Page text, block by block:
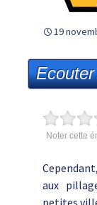
19
Noter cette
aux
petites